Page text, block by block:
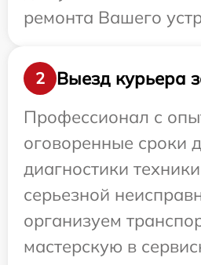
ремонта Вашего
2
Выезд курьера
Профессионал с
оговоренные сроки
диагностики
серьезной
организуем
мастерскую в